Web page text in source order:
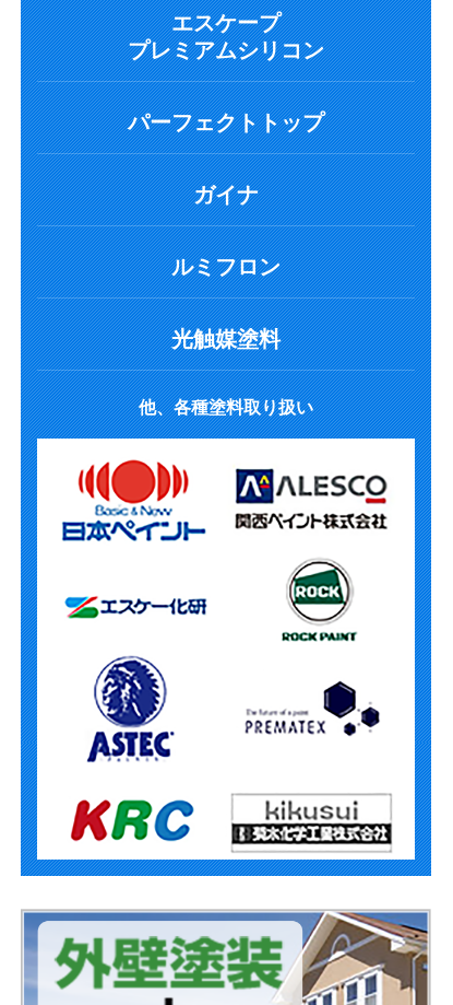
エスケープ
プレミアムシリコン
パーフェクトトップ
ガイナ
ルミフロン
光触媒塗料
他、各種塗料取り扱い